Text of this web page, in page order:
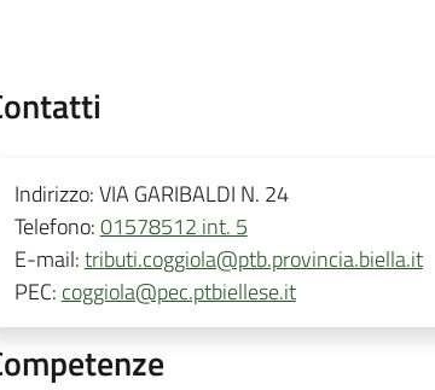
Indirizzo:VIA GARIBALDI N. 24
Telefono:01578512 int. 5
E-mail:tributi.coggiola@ptb.provincia.biella.it
PEC: coggiola@pec.ptbiellese.it